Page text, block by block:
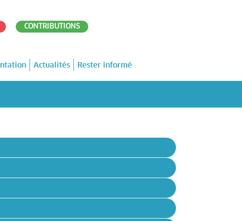
Actualités Rester informé
CONTRIBUTIONS